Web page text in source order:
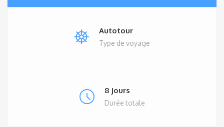
Autotour
Type de voyage
8 jours
Durée totale